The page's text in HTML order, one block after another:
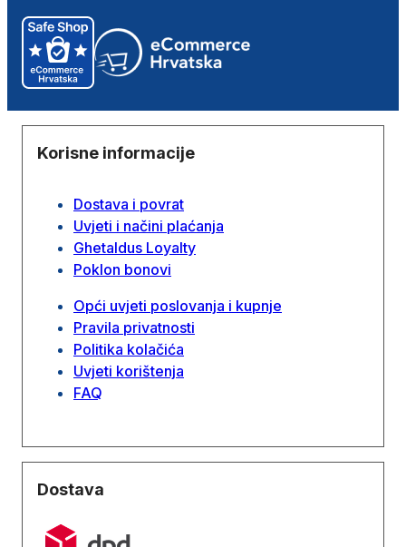
Korisne informacije
Dostava i povrat
Uvjeti i načini plaćanja
Ghetaldus Loyalty
Poklon bonovi
Opći uvjeti poslovanja i kupnje
Pravila privatnosti
Politika kolačića
Uvjeti korištenja
FAQ
Dostava